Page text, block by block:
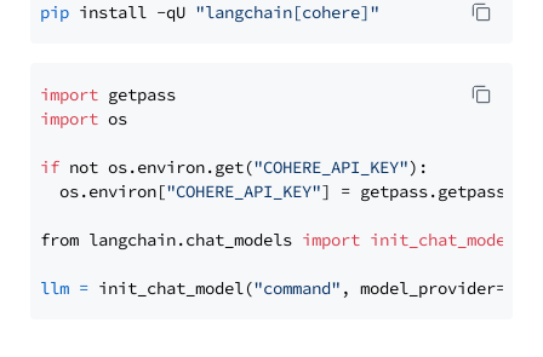
pip install -qU "langchain[cohere]"
import
import os
if not os.environ.get("COHERE_API_KEY"):
  os.environ[
"COHERE_API_KEY"] = getpass.getpass(
from langchain.chat_models import init_chat_model
llm = init_chat_model("command" , model_provider=